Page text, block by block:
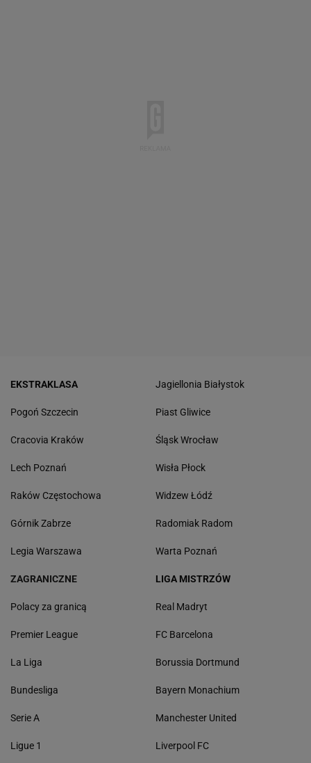
EKSTRAKLASA
Pogoń Szczecin
Cracovia Kraków
Lech Poznań
Raków Częstochowa
Górnik Zabrze
Legia Warszawa
Jagiellonia Białystok
Piast Gliwice
Śląsk Wrocław
Wisła Płock
Widzew Łódź
Radomiak Radom
Warta Poznań
ZAGRANICZNE
Polacy za granicą
Premier League
La Liga
Bundesliga
Serie A
Ligue 1
LIGA MISTRZÓW
Real Madryt
FC Barcelona
Borussia Dortmund
Bayern Monachium
Manchester United
Liverpool FC